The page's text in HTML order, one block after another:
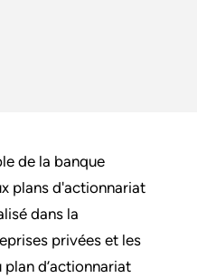
de la banque
plans d'actionnariat
dans la
privées et les
d’actionnariat